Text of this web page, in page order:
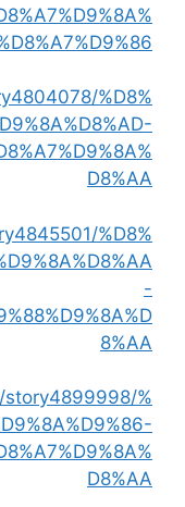
%D8%
D8%AA
%D8%
-
8%AA
%
D8%AA